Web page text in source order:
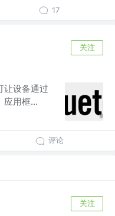
17
关注
让设备通过
应用框...
评论
关注